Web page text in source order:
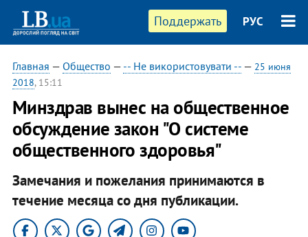
Поддержать РУС
Главная — Общество — -- Не використовувати --— 25 июня
2018, 15:11
Минздрав вынес на общественное
обсуждение закон "О системе
общественного здоровья"
Замечания и пожелания принимаются в
течение месяца со дня публикации.